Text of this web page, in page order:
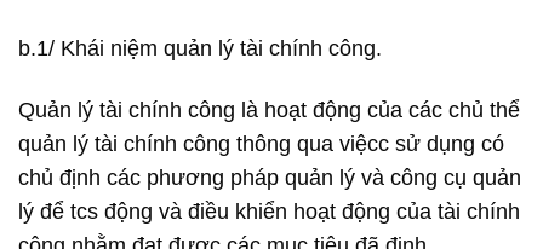
b.1/ Khái niệm quản lý tài chính công.
Quản lý tài chính công là hoạt động của các chủ thể
quản lý tài chính công thông qua việcc sử dụng có
chủ định các phương pháp quản lý và công cụ quản
lý để tcs động và điều khiển hoạt động của tài chính